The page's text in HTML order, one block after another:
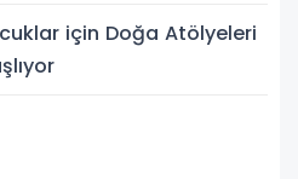
için Doğa Atölyeleri